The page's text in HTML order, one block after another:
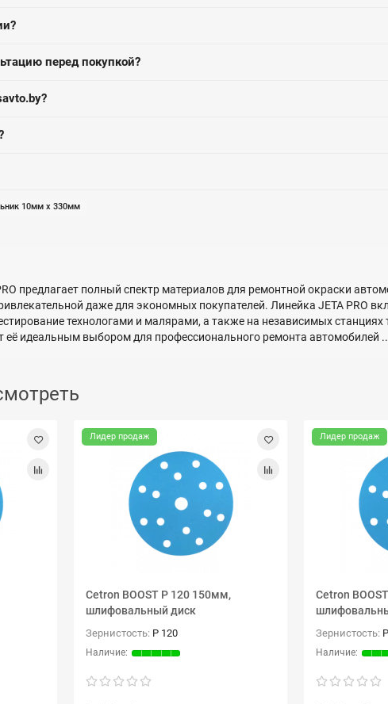
перед покупкой?
10мм х 330мм
предлагает полный спектр материалов для ремонтной окраски
даже для экономных покупателей. Линейка JETA PRO
технологами и малярами, а также на независимых
её идеальным выбором для профессионального ремонта автомобилей
Лидер продаж
Cetron BOOST P 120 150мм,
шлифовальный диск
Зернистость: P 120
Лидер продаж
Cetron
Зернистость: